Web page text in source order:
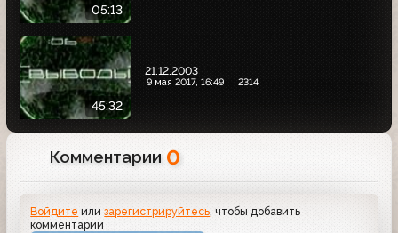
05:13
45:32
21.12.2003
9 мая 2017, 16:49 2314
Комментарии 0
Войдите илизарегистрируйтесь, чтобы добавить
комментарий